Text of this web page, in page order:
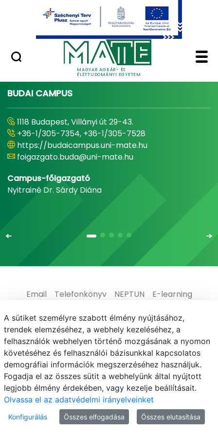
Ugrás a fő tartalomhoz
MAGYAR AGRÁR- ÉS
ÉLETTUDOMÁNYI EGYETEM
Minőségügy
Home - Magyar
BUDAI CAMPUS
1118 Budapest, Villányi út 29-43.
+36-1/305-7354, +36-1/305-7528
https://budaicampus.uni-mate.hu
foigazgato.buda@uni-mate.hu
Campus-főigazgató
Nyitrainé Dr. Sárdy Diána
Email Telefonkönyv NEPTUN
E-learning
Médiaközpont
Informatikai Igazgatóság
Adatvédelem
© MATE 2021
A sütiket személyre szabott élmény nyújtásához,
trendek elemzéséhez, a webhely kezeléséhez, a
felhasználók webhelyen történő mozgásának a nyomon
követéséhez és felhasználói bázisunkkal kapcsolatos
demográfiai információk megszerzéséhez használjuk.
Fogadja el az összes sütit a webhelyünk által nyújtott
legjobb élmény érdekében, vagy kezelje beállításait.
Olvassa el az adatvédelmi irányelveinket
Konfigurálás Összes elfogadása Összes elutasítása